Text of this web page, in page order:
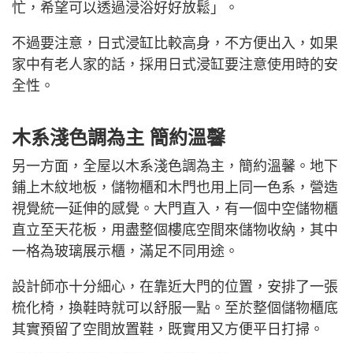
忙，希望可以透過浸浴好好放鬆」。
不過要注意，日式浸缸比較高身，不方便出入，如果
家中有老人家的話，採用日式浸缸要注意使用時的安
全性。
木系淺色調為主 簡約溫馨
另一方面，全屋以木系淺色調為主，簡約溫馨。地下
鋪上木紋地板，儲物櫃和木門也用上同一色系，營造
視覺統一延伸的感覺。大門直入，有一個中空儲物櫃
直立至天花板，用盡整個樓底空間來儲物收納，其中
一格為玻璃展示櫃，滿足不同用途。
設計師亦十分細心，在靠近大門的位置，安排了一張
梳化椅，換鞋時就可以舒服一點。至於整個儲物櫃底
其實預留了空間放置鞋，既實用又方便平日打掃。